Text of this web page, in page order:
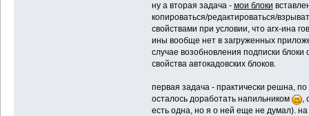
ну а вторая задача - мои блоки
копироваться/редактироваться/
свойствами при условии, что arx-ина
ины вообще нет в загруженных
случае возобновления подписки
свойства автокадовских блоков.
первая задача - практически решна,
осталось доработать напильником
,
есть одна, но я о ней еще не думал).